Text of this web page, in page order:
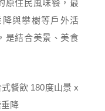
原住民風味餐，最
與攀樹等戶外活
是結合美景、美食